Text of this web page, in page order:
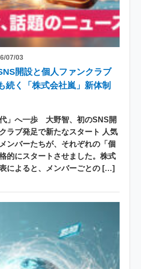
07/03
開設と個人ファンクラブ
く「株式会社嵐」新体制
」へ一歩 大野智、初のSNS開
ラブ発足で新たなスタート 人気
ンバーたちが、それぞれの「個
的にスタートさせました。株式
によると、メンバーごとの […]